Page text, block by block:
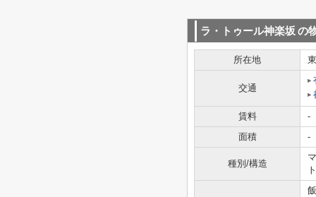
ラ・トゥール神楽坂 の
所在地
交通
賃料
-
面積
-
種別/構造
ト